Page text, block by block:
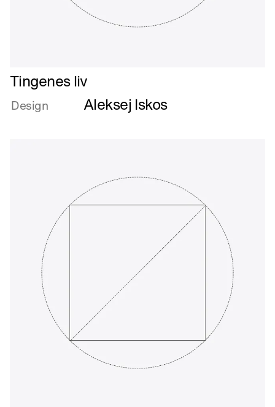
Læs
mere
om
Tingenes liv
Design Aleksej Iskos